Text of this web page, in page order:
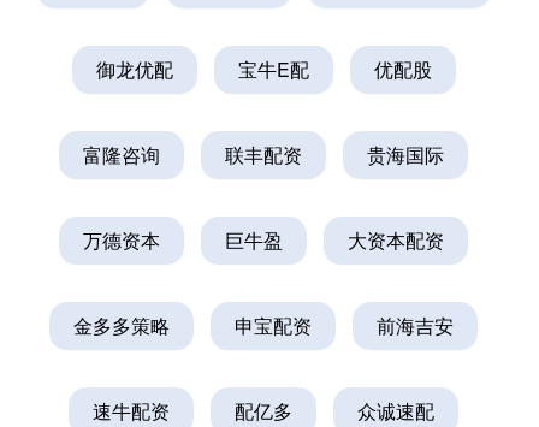
御龙优配 宝牛E配 优配股
富隆咨询 联丰配资 贵海国际
万德资本 巨牛盈 大资本配资
金多多策略 申宝配资 前海吉安
速牛配资 配亿多 众诚速配